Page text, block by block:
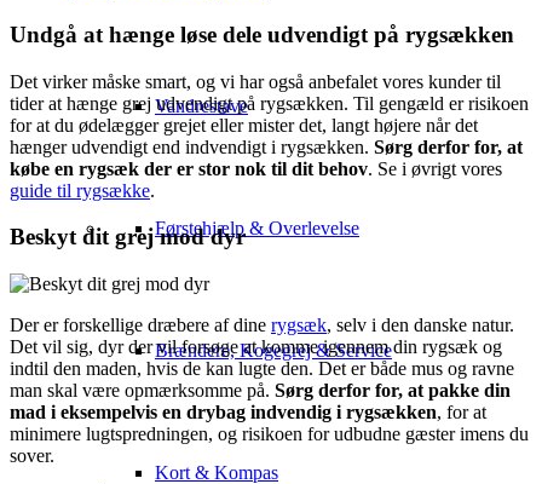
Vandrestave
Førstehjælp & Overlevelse
Brændere, Kogegrej & Service
Kort & Kompas
Undgå at hænge løse dele udvendigt på rygsækken
Det virker måske smart, og vi har også anbefalet vores kunder til
tider at hænge grej udvendigt på rygsækken. Til gengæld er risikoen
for at du ødelægger grejet eller mister det, langt højere når det
hænger udvendigt end indvendigt i rygsækken. Sørg derfor for, at
købe en rygsæk der er stor nok til dit behov. Se i øvrigt vores
guide til rygsække.
Beskyt dit grej mod dyr
Der er forskellige dræbere af dine rygsæk, selv i den danske natur.
Det vil sig, dyr der vil forsøge at komme igennem din rygsæk og
indtil den maden, hvis de kan lugte den. Det er både mus og ravne
man skal være opmærksomme på. Sørg derfor for, at pakke din
mad i eksempelvis en drybag indvendig i rygsækken, for at
minimere lugtspredningen, og risikoen for udbudne gæster imens du
sover.